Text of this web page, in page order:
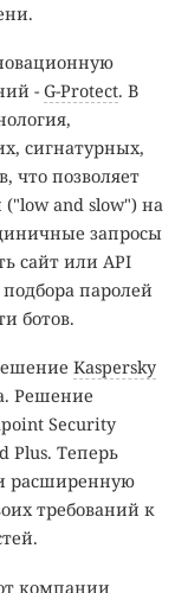
- G-Protect. В
сигнатурных,
что позволяет
("low and slow") на
запросы
сайт или API
паролей
ботов.
Kaspersky
Решение
Security
Plus. Теперь
расширенную
требований к
компании